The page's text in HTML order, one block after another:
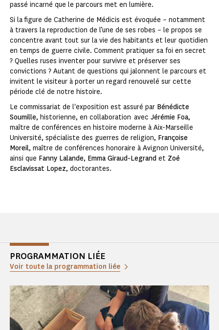
passé incarné que le parcours met en lumière.
Si la figure de Catherine de Médicis est évoquée – notamment
à travers la reproduction de l’une de ses robes – le propos se
concentre avant tout sur la vie des habitants et leur quotidien
en temps de guerre civile. Comment pratiquer sa foi en secret
? Quelles ruses inventer pour survivre et préserver ses
convictions ? Autant de questions qui jalonnent le parcours et
invitent le visiteur à porter un regard renouvelé sur cette
période clé de notre histoire.
Le commissariat de l'exposition est assuré par Bénédicte
Soumille, historienne, en collaboration avec Jérémie Foa,
maître de conférences en histoire moderne à Aix-Marseille
Université, spécialiste des guerres de religion, Françoise
Moreil, maître de conférences honoraire à Avignon Université,
ainsi que Fanny Lalande, Emma Giraud-Legrand et Zoé
Esclavissat Lopez, doctorantes.
PROGRAMMATION LIÉE
Voir toute la programmation liée